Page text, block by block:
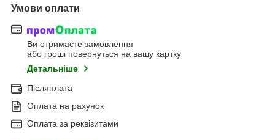
Умови оплати
Ви отримаєте замовлення
або гроші повернуться на вашу картку
Детальніше
Післяплата
Оплата на рахунок
Оплата за реквізитами